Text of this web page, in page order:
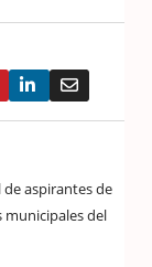
PinterestLinkedIn
aspirantes de
municipales del